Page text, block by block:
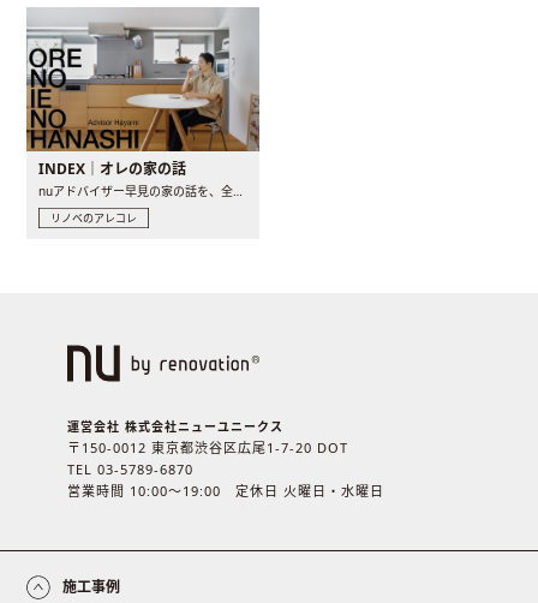
INDEX｜オレの家の話
リノベのアレコレ
運営会社 株式会社ニューユニークス
〒150-0012 東京都渋谷区広尾1-7-20 DOT
TEL 03-5789-6870
営業時間 10:00〜19:00 定休日 火曜日・水曜日
施工事例